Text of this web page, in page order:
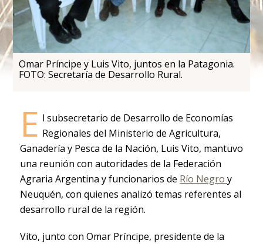
Omar Príncipe y Luis Vito, juntos en la Patagonia.
FOTO: Secretaría de Desarrollo Rural.
E l subsecretario de Desarrollo de Economías
Regionales del Ministerio de Agricultura,
Ganadería y Pesca de la Nación, Luis Vito, mantuvo
una reunión con autoridades de la Federación
Agraria Argentina y funcionarios de Río Negro y
Neuquén, con quienes analizó temas referentes al
desarrollo rural de la región.
Vito, junto con Omar Príncipe, presidente de la